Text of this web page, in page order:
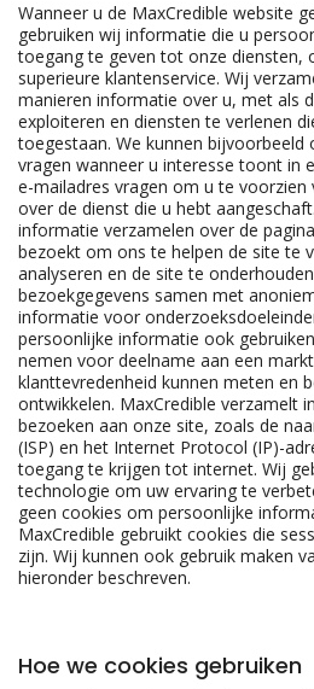
Wanneer u de MaxCredible website
gebruiken wij informatie die u
toegang te geven tot onze diensten,
superieure klantenservice. Wij
manieren informatie over u, met als
exploiteren en diensten te verlenen
toegestaan. We kunnen bijvoorbeeld
vragen wanneer u interesse toont in
e-mailadres vragen om u te
over de dienst die u hebt
informatie verzamelen over de
bezoekt om ons te helpen de site te
analyseren en de site te
bezoekgegevens samen met
informatie voor
persoonlijke informatie ook
nemen voor deelname aan een
klanttevredenheid kunnen meten en
ontwikkelen. MaxCredible verzamelt
bezoeken aan onze site, zoals de
(ISP) en het Internet Protocol (IP)-
toegang te krijgen tot internet. Wij
technologie om uw ervaring te
geen cookies om persoonlijke
MaxCredible gebruikt cookies die
zijn. Wij kunnen ook gebruik maken
hieronder beschreven.
Hoe we cookies gebruiken